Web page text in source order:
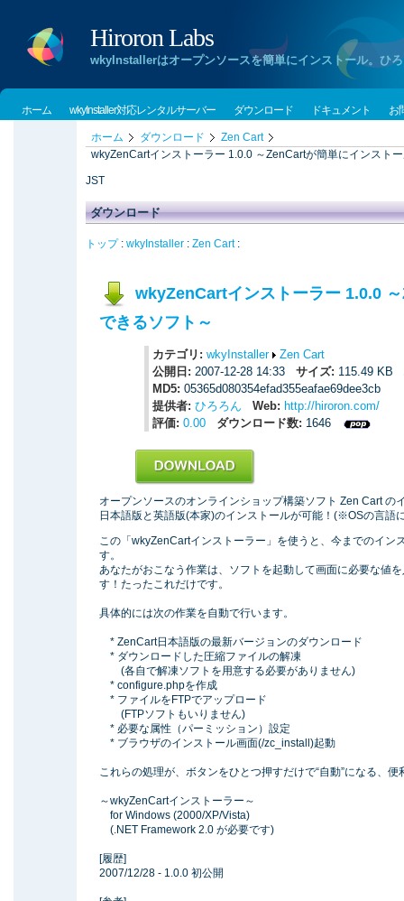
Hiroron Labs
wkyInstallerはオープンソースを簡単にインストール。ひ
ホーム wkyInstaller対応レンタルサーバー ダウンロード ドキュメント お
ホーム ダウンロード
Zen Cart
wkyZenCartインストーラー 1.0.0 ～ZenCartが簡単にインスト
JST
ダウンロード
トップ: wkyInstaller : Zen Cart:
wkyZenCartインストーラー 1.0.0
できるソフト～
カテゴリ: wkyInstaller
Zen Cart
公開日: 2007-12-28 14:33 サイズ: 115.49 KB
MD5: 05365d080354efad355eafae69dee3cb
提供者: ひろろん Web: http://hiroron.com/
評価: 0.00 ダウンロード数: 1646
オープンソースのオンラインショップ構築ソフト Zen Cart の
日本語版と英語版(本家)のインストールが可能！(※OSの言語
この「wkyZenCartインストーラー」を使うと、今までのイン
す。
あなたがおこなう作業は、ソフトを起動して画面に必要な値
す！たったこれだけです。
具体的には次の作業を自動で行います。
* ZenCart日本語版の最新バージョンのダウンロード
* ダウンロードした圧縮ファイルの解凍
(各自で解凍ソフトを用意する必要がありません)
* configure.phpを作成
* ファイルをFTPでアップロード
(FTPソフトもいりません)
* 必要な属性（パーミッション）設定
* ブラウザのインストール画面(/zc_install)起動
これらの処理が、ボタンをひとつ押すだけで“自動”になる、
～wkyZenCartインストーラー～
for Windows (2000/XP/Vista)
(.NET Framework 2.0 が必要です)
[履歴]
2007/12/28 - 1.0.0 初公開